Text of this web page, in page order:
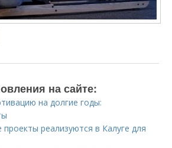
на сайте:
на долгие годы:
проекты реализуются в Калуге для